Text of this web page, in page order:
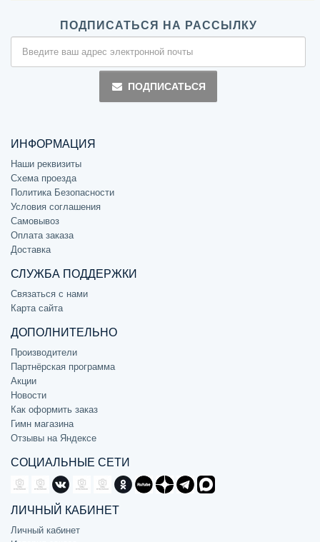
ПОДПИСАТЬСЯ НА РАССЫЛКУ
ПОДПИСАТЬСЯ
ИНФОРМАЦИЯ
Наши реквизиты
Схема проезда
Политика Безопасности
Условия соглашения
Самовывоз
Оплата заказа
Доставка
СЛУЖБА ПОДДЕРЖКИ
Связаться с нами
Карта сайта
ДОПОЛНИТЕЛЬНО
Производители
Партнёрская программа
Акции
Новости
Как оформить заказ
Гимн магазина
Отзывы на Яндексе
СОЦИАЛЬНЫЕ СЕТИ
ЛИЧНЫЙ КАБИНЕТ
Личный кабинет